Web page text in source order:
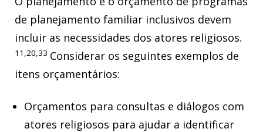
de planejamento familiar inclusivos devem
incluir as necessidades dos atores religiosos.
11,20,33 Considerar os seguintes exemplos de
itens orçamentários:
Orçamentos para consultas e diálogos com
atores religiosos para ajudar a identificar